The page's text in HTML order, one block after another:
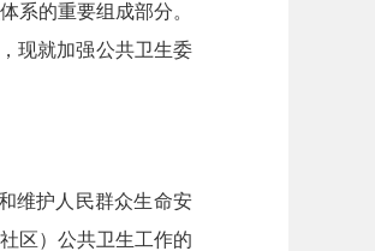
系的重要组成部分。
现就加强公共卫生委
维护人民群众生命安
区）公共卫生工作的